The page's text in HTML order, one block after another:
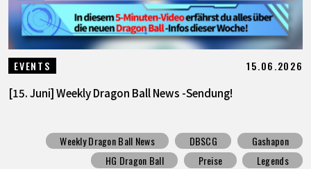
EVENTS 15.06.2026
[15. Juni] Weekly Dragon Ball News -Sendung!
Weekly Dragon Ball News DBSCG
Gashapon
HG Dragon Ball
Preise
Legends